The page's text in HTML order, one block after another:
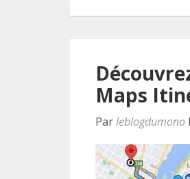
Maps
Parleblogdumono